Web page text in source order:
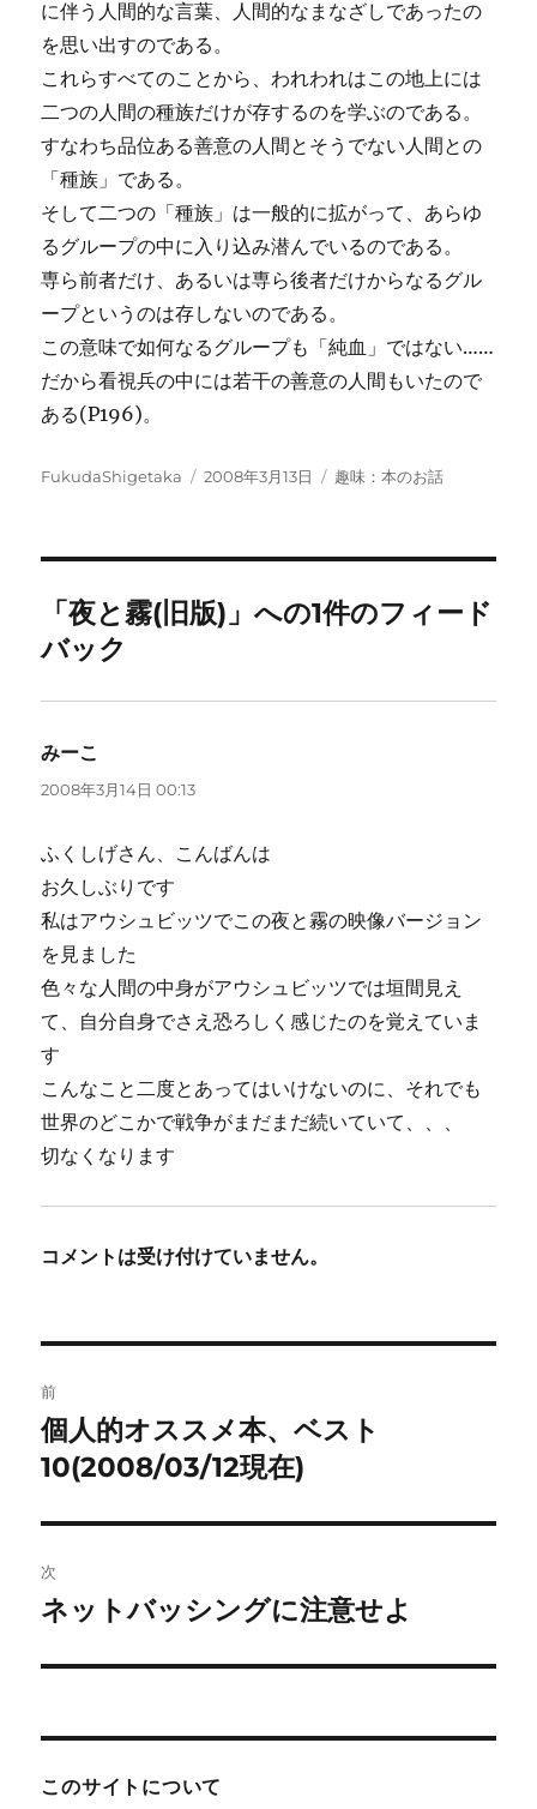
に伴う人間的な言葉、人間的なまなざしであったの
を思い出すのである。
これらすべてのことから、われわれはこの地上には
二つの人間の種族だけが存するのを学ぶのである。
すなわち品位ある善意の人間とそうでない人間との
「種族」である。
そして二つの「種族」は一般的に拡がって、あらゆ
るグループの中に入り込み潜んでいるのである。
専ら前者だけ、あるいは専ら後者だけからなるグル
ープというのは存しないのである。
この意味で如何なるグループも「純血」ではない……
だから看視兵の中には若干の善意の人間もいたので
ある(P196)。
投
FukudaShigetaka
投
2008年3月13日
カ
趣味：本のお話
「夜と霧(旧版)」への1件のフィード
バック
みーこ
り:
2008年3月14日 00:13
ふくしげさん、こんばんは
お久しぶりです
私はアウシュビッツでこの夜と霧の映像バージョン
を見ました
色々な人間の中身がアウシュビッツでは垣間見え
て、自分自身でさえ恐ろしく感じたのを覚えていま
す
こんなこと二度とあってはいけないのに、それでも
世界のどこかで戦争がまだまだ続いていて、、、
切なくなります
コメントは受け付けていません。
稿
ナ
ビ
ゲ
ー
シ
ン
前
前
の
稿:
個人的オススメ本、ベスト
10(2008/03/12現在)
次
次
投
ネットバッシングに注意せよ
このサイトについて